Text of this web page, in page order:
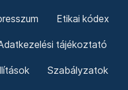
Etikai kódex
tájékoztató
Szabályzatok